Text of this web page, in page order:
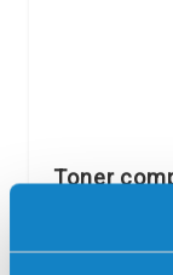
Toner
Codice: